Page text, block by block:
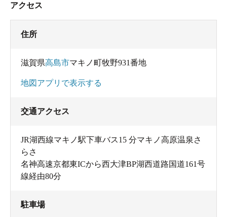
アクセス
住所
滋賀県高島市マキノ町牧野931番地
地図アプリで表示する
交通アクセス
JR湖西線マキノ駅下車バス15 分マキノ高原温泉さ
らさ
名神高速京都東ICから西大津BP湖西道路国道161号
線経由80分
駐車場